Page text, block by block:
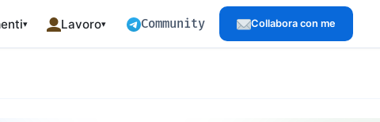
▾ Lavoro▾ Community Collabora con me